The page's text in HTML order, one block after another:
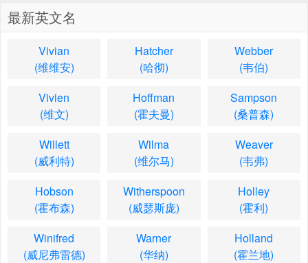
最新英文名
Vivian
(维维安)
Hatcher
(哈彻)
Webber
(韦伯)
Vivien
(维文)
Hoffman
(霍夫曼)
Sampson
(桑普森)
Willett
(威利特)
Wilma
(维尔马)
Weaver
(韦弗)
Hobson
(霍布森)
Witherspoon
(威瑟斯庞)
Holley
(霍利)
Winifred
(威尼弗雷德)
Warner
(华纳)
Holland
(霍兰地)